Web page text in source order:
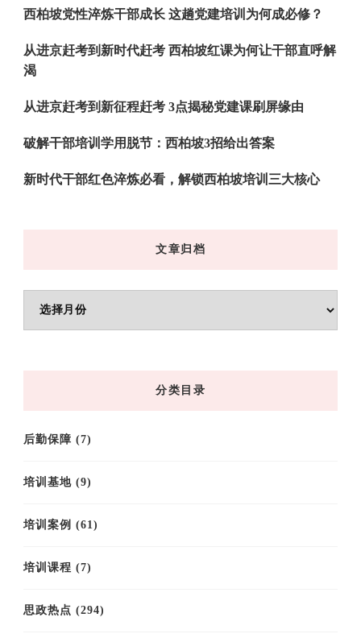
西柏坡党性淬炼干部成长 这趟党建培训为何成必修？
从进京赶考到新时代赶考 西柏坡红课为何让干部直呼解
渴
从进京赶考到新征程赶考 3点揭秘党建课刷屏缘由
破解干部培训学用脱节：西柏坡3招给出答案
新时代干部红色淬炼必看，解锁西柏坡培训三大核心
文章归档
章
分类目录
后勤保障 (7)
培训基地 (9)
培训案例 (61)
培训课程 (7)
思政热点 (294)